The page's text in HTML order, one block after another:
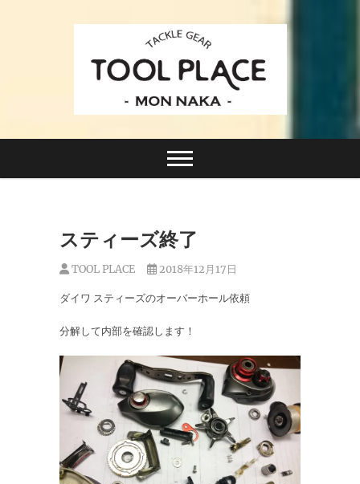
TACKLE GEAR
TOOL PLACE ツー
ス」が門前仲町に近日オープン！
スティーズ終了
TOOL PLACE 2018年12月17日
ダイワ スティーズのオーバーホール依頼
分解して内部を確認します！